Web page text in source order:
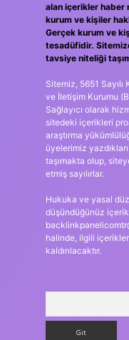
alan içerikler haber
kurum ve kişiler
Gerçek kurum ve
tesadüfidir.
tavsiye niteliği
Sitemiz, 5651
ve İletişim Kurumu
Sağlayıcı olarak
sitedeki içerikleri
araştırma
üyelerimiz
taşımakta olup,
etmiş sayılırlar.
Hukuka ve yasal
düşündüğünüz
halinde, ilgili
kaldırılacaktır.